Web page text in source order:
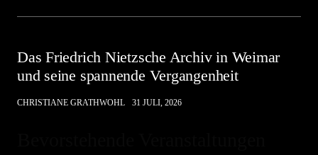
Das Friedrich Nietzsche Archiv in Weimar
und seine spannende Vergangenheit
CHRISTIANE GRATHWOHL 31 JULI, 2026